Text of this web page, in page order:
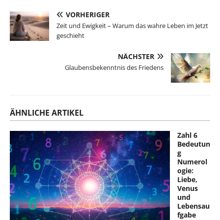
VORHERIGER
Zeit und Ewigkeit – Warum das wahre Leben im Jetzt
geschieht
NÄCHSTER
Glaubensbekenntnis des Friedens
ÄHNLICHE ARTIKEL
Zahl 6
Bedeutun
g
Numerol
ogie:
Liebe,
Venus
und
Lebensau
fgabe